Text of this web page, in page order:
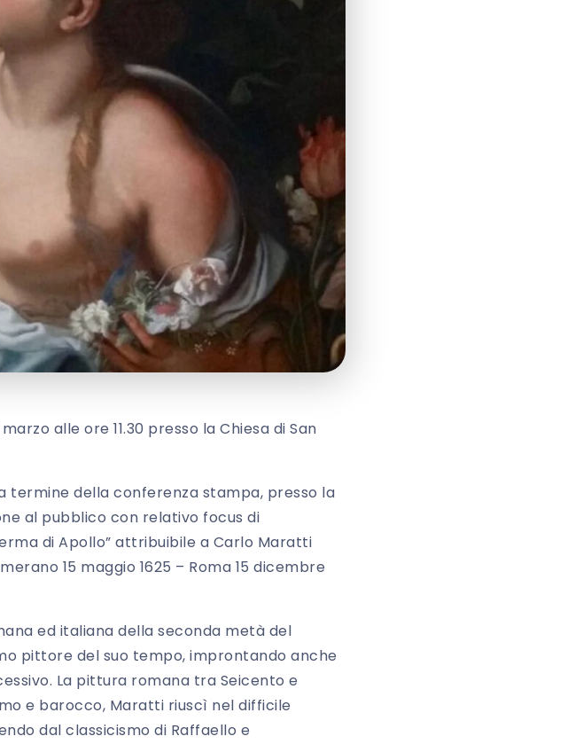
alle ore 11.30 presso la Chiesa di San
termine della conferenza stampa, presso la
al pubblico con relativo focus di
di Apollo” attribuibile a Carlo Maratti
15 maggio 1625 – Roma 15 dicembre
ed italiana della seconda metà del
pittore del suo tempo, improntando anche
La pittura romana tra Seicento e
e barocco, Maratti riuscì nel difficile
dal classicismo di Raffaello e